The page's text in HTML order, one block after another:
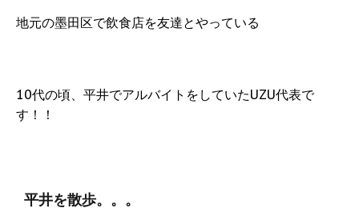
地元の墨田区で飲食店を友達とやっている
10代の頃、平井でアルバイトをしていたUZU代表で
す！！
平井を散歩。。。